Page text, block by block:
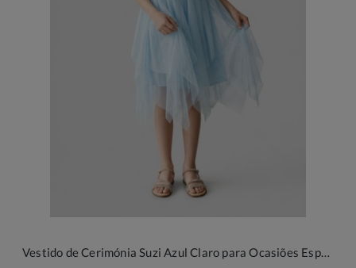
Vestido de Cerimónia Suzi Azul Claro para Ocasiões Especiais